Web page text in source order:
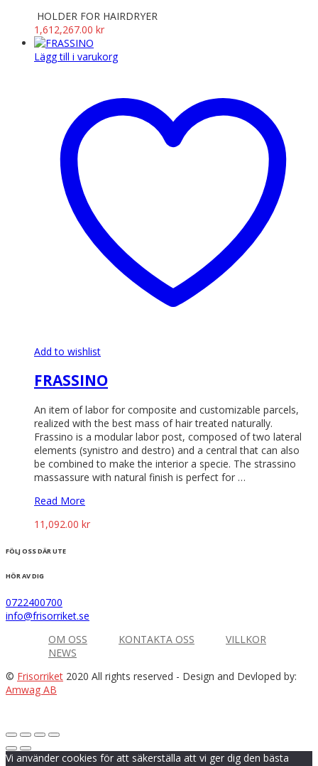
HOLDER FOR HAIRDRYER
1,612,267.00 kr
Lägg till i varukorg
Add to wishlist
FRASSINO
An item of labor for composite and customizable parcels,
realized with the best mass of hair treated naturally.
Frassino is a modular labor post, composed of two lateral
elements (synistro and destro) and a central that can also
be combined to make the interior a specie. The strassino
massassure with natural finish is perfect for …
Read More
11,092.00 kr
FÖLJ OSS DÄR UTE
HÖR AV DIG
0722400700
info@frisorriket.se
OM OSS
KONTAKTA OSS
VILLKOR
NEWS
© Frisorriket 2020 All rights reserved - Design and Devloped by:
Amwag AB
Vi använder cookies för att säkerställa att vi ger dig den bästa